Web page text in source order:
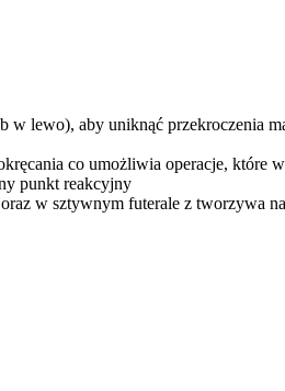
lewo), aby uniknąć przekroczenia
co umożliwia operacje,
punkt reakcyjny
w sztywnym futerale z tworzywa